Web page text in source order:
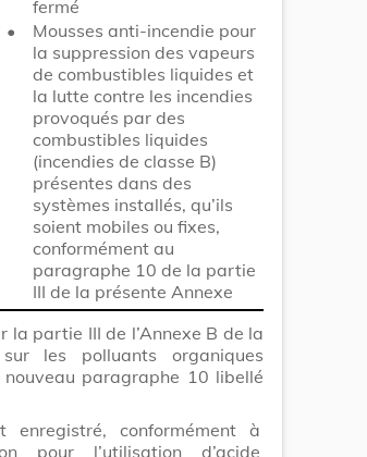
fermé
•
Mousses anti-incendie pour
la suppression des vapeurs
de combustibles liquides et
la lutte contre les incendies
provoqués par des
combustibles liquides
(incendies de classe B)
présentes dans des
systèmes installés, qu’ils
soient mobiles ou fixes,
conformément au
paragraphe 10 de la partie
III de la présente Annexe
la partie III de l’Annexe B de la
les polluants organiques
paragraphe 10 libellé
enregistré, conformément à
pour l’utilisation d’acide